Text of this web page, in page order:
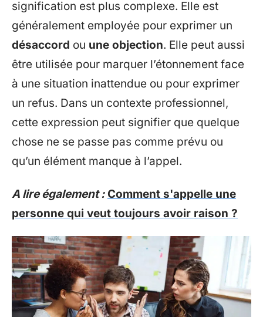
signification est plus complexe. Elle est
généralement employée pour exprimer un
désaccord ou une objection. Elle peut aussi
être utilisée pour marquer l’étonnement face
à une situation inattendue ou pour exprimer
un refus. Dans un contexte professionnel,
cette expression peut signifier que quelque
chose ne se passe pas comme prévu ou
qu’un élément manque à l’appel.
A lire également : Comment s'appelle une
personne qui veut toujours avoir raison ?